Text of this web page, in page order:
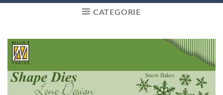
CATEGORIE